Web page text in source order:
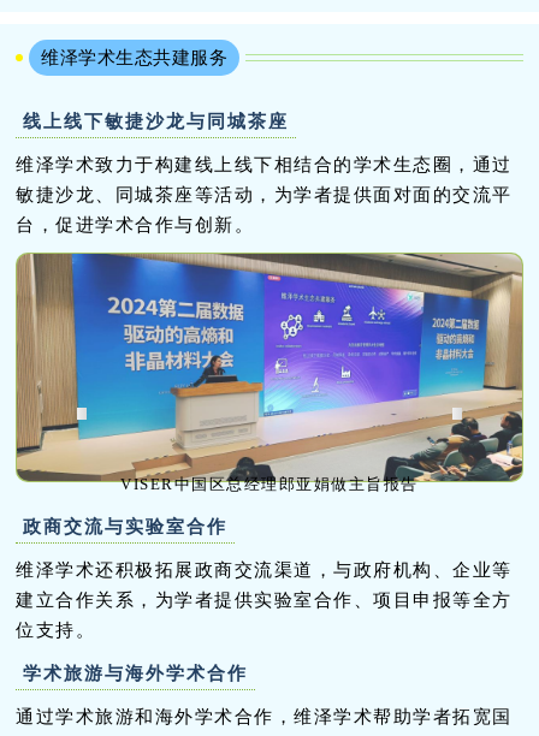
维泽学术生态共建服务
线上线下敏捷沙龙与同城茶座
维泽学术致力于构建线上线下相结合的学术生态圈，通过
敏捷沙龙、同城茶座等活动，为学者提供面对面的交流平
台，促进学术合作与创新。
VISER中国区总经理郎亚娟做主旨报告
政商交流与实验室合作
维泽学术还积极拓展政商交流渠道，与政府机构、企业等
建立合作关系，为学者提供实验室合作、项目申报等全方
位支持。
学术旅游与海外学术合作
通过学术旅游和海外学术合作，维泽学术帮助学者拓宽国